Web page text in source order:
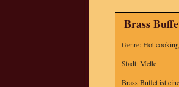
Brass
Genre: Hot
Stadt: Melle
Brass Buffet ist